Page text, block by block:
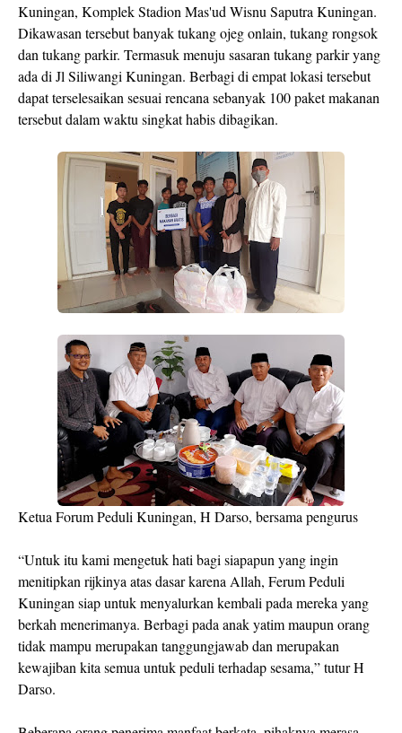
Kuningan, Komplek Stadion Mas'ud Wisnu Saputra Kuningan.
Dikawasan tersebut banyak tukang ojeg onlain, tukang rongsok
dan tukang parkir. Termasuk menuju sasaran tukang parkir yang
ada di Jl Siliwangi Kuningan. Berbagi di empat lokasi tersebut
dapat terselesaikan sesuai rencana sebanyak 100 paket makanan
tersebut dalam waktu singkat habis dibagikan.
Ketua Forum Peduli Kuningan, H Darso, bersama pengurus
“Untuk itu kami mengetuk hati bagi siapapun yang ingin
menitipkan rijkinya atas dasar karena Allah, Ferum Peduli
Kuningan siap untuk menyalurkan kembali pada mereka yang
berkah menerimanya. Berbagi pada anak yatim maupun orang
tidak mampu merupakan tanggungjawab dan merupakan
kewajiban kita semua untuk peduli terhadap sesama,” tutur H
Darso.